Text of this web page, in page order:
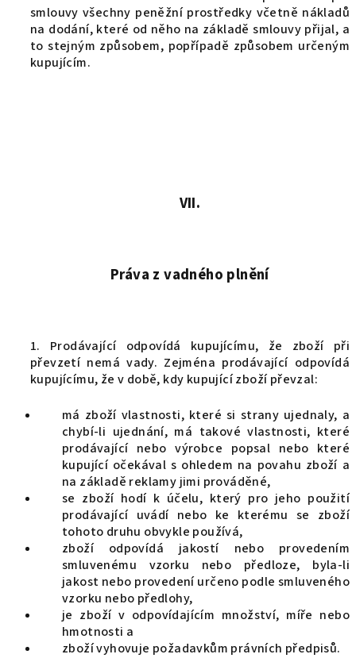
smlouvy všechny peněžní prostředky včetně nákladů
na dodání, které od něho na základě smlouvy přijal, a
to stejným způsobem, popřípadě způsobem určeným
kupujícím.
VII.
Práva z vadného plnění
1. Prodávající odpovídá kupujícímu, že zboží při
převzetí nemá vady. Zejména prodávající odpovídá
kupujícímu, že v době, kdy kupující zboží převzal:
má zboží vlastnosti, které si strany ujednaly, a
chybí-li ujednání, má takové vlastnosti, které
prodávající nebo výrobce popsal nebo které
kupující očekával s ohledem na povahu zboží a
na základě reklamy jimi prováděné,
se zboží hodí k účelu, který pro jeho použití
prodávající uvádí nebo ke kterému se zboží
tohoto druhu obvykle používá,
zboží odpovídá jakostí nebo provedením
smluvenému vzorku nebo předloze, byla-li
jakost nebo provedení určeno podle smluveného
vzorku nebo předlohy,
je zboží v odpovídajícím množství, míře nebo
hmotnosti a
zboží vyhovuje požadavkům právních předpisů.